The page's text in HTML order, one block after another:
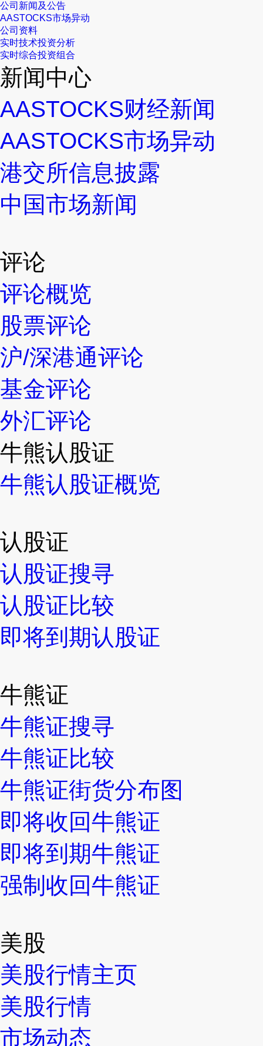
公司新闻及公告
AASTOCKS市场异动
公司资料
实时技术投资分析
实时综合投资组合
新闻中心
AASTOCKS财经新闻
AASTOCKS市场异动
港交所信息披露
中国市场新闻
评论
评论概览
股票评论
沪/深港通评论
基金评论
外汇评论
牛熊认股证
牛熊认股证概览
认股证
认股证搜寻
认股证比较
即将到期认股证
牛熊证
牛熊证搜寻
牛熊证比较
牛熊证街货分布图
即将收回牛熊证
即将到期牛熊证
强制收回牛熊证
美股
美股行情主页
美股行情
市场动态